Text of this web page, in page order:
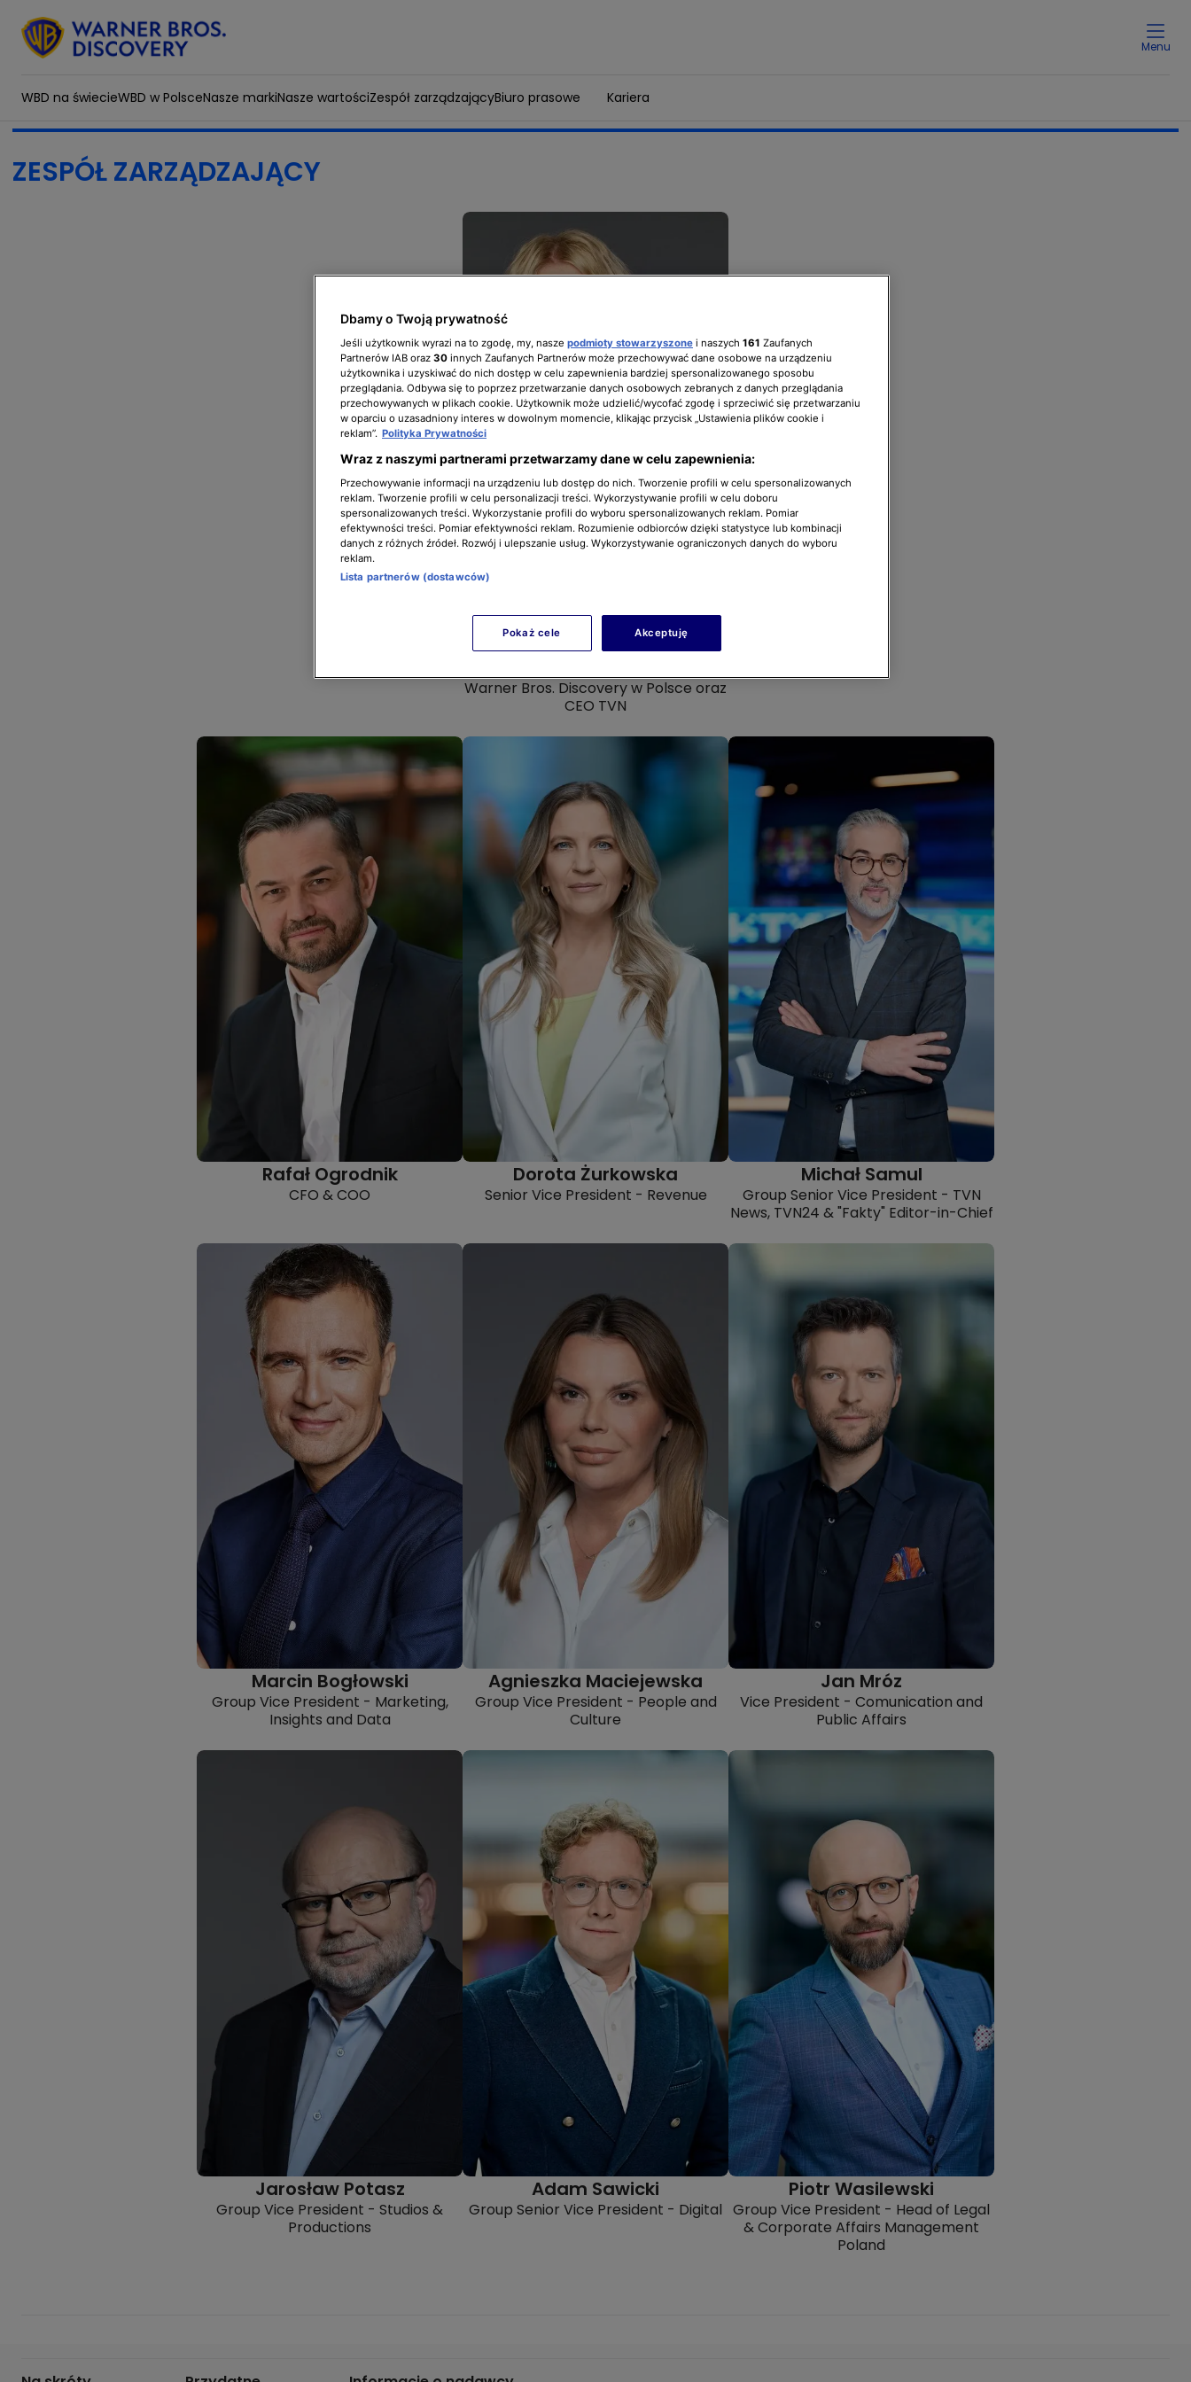
Menu
WBD na świecieWBD w PolsceNasze markiNasze wartościZespół zarządzającyBiuro prasowe Kariera
ZESPÓŁ ZARZĄDZAJĄCY
Kasia Kieli
Warner Bros. Discovery w Polsce oraz
CEO TVN
Rafał Ogrodnik
CFO & COO
Dorota Żurkowska
Senior Vice President - Revenue
Michał Samul
Group Senior Vice President - TVN
News, TVN24 & "Fakty" Editor-in-Chief
Marcin Bogłowski
Group Vice President - Marketing,
Insights and Data
Agnieszka Maciejewska
Group Vice President - People and
Culture
Jan Mróz
Vice President - Comunication and
Public Affairs
Jarosław Potasz
Group Vice President - Studios &
Productions
Adam Sawicki
Group Senior Vice President - Digital
Piotr Wasilewski
Group Vice President - Head of Legal
& Corporate Affairs Management
Poland
Dbamy o Twoją prywatność
Jeśli użytkownik wyrazi na to zgodę, my, nasze podmioty stowarzyszone i naszych 161 Zaufanych
Partnerów IAB oraz 30 innych Zaufanych Partnerów może przechowywać dane osobowe na urządzeniu
użytkownika i uzyskiwać do nich dostęp w celu zapewnienia bardziej spersonalizowanego sposobu
przeglądania. Odbywa się to poprzez przetwarzanie danych osobowych zebranych z danych przeglądania
przechowywanych w plikach cookie. Użytkownik może udzielić/wycofać zgodę i sprzeciwić się przetwarzaniu
w oparciu o uzasadniony interes w dowolnym momencie, klikając przycisk „Ustawienia plików cookie i
reklam”. Polityka Prywatności
Wraz z naszymi partnerami przetwarzamy dane w celu zapewnienia:
Przechowywanie informacji na urządzeniu lub dostęp do nich. Tworzenie profili w celu spersonalizowanych
reklam. Tworzenie profili w celu personalizacji treści. Wykorzystywanie profili w celu doboru
spersonalizowanych treści. Wykorzystanie profili do wyboru spersonalizowanych reklam. Pomiar
efektywności treści. Pomiar efektywności reklam. Rozumienie odbiorców dzięki statystyce lub kombinacji
danych z różnych źródeł. Rozwój i ulepszanie usług. Wykorzystywanie ograniczonych danych do wyboru
reklam.
Lista partnerów (dostawców)
Pokaż cele Akceptuję